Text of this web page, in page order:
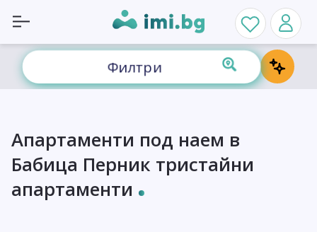
Филтри
Апартаменти под наем в
Бабица Перник тристайни
апартаменти